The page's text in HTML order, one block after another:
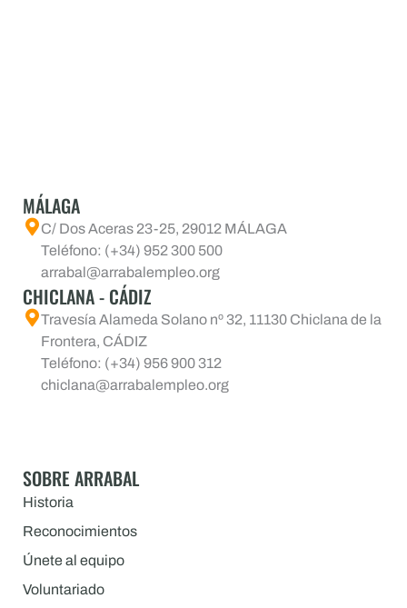
MÁLAGA
C/ Dos Aceras 23-25, 29012 MÁLAGA
Teléfono: (+34) 952 300 500
arrabal@arrabalempleo.org
CHICLANA - CÁDIZ
Travesía Alameda Solano nº 32, 11130 Chiclana de la
Frontera, CÁDIZ
Teléfono: (+34) 956 900 312
chiclana@arrabalempleo.org
SOBRE ARRABAL
Historia
Reconocimientos
Únete al equipo
Voluntariado